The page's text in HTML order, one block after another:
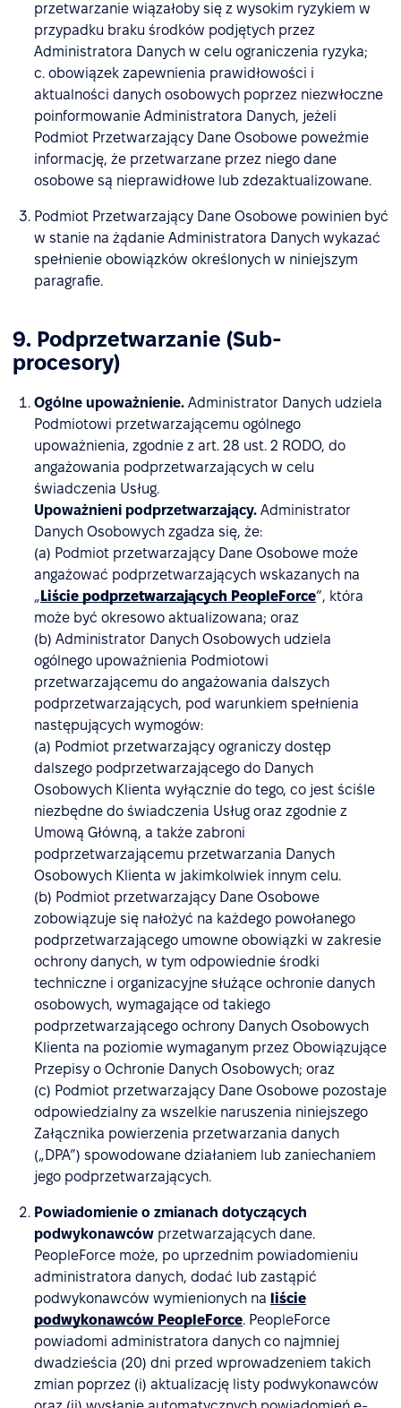
przetwarzanie wiązałoby się z wysokim ryzykiem w
przypadku braku środków podjętych przez
Administratora Danych w celu ograniczenia ryzyka;
c. obowiązek zapewnienia prawidłowości i
aktualności danych osobowych poprzez niezwłoczne
poinformowanie Administratora Danych, jeżeli
Podmiot Przetwarzający Dane Osobowe poweźmie
informację, że przetwarzane przez niego dane
osobowe są nieprawidłowe lub zdezaktualizowane.
Podmiot Przetwarzający Dane Osobowe powinien być
w stanie na żądanie Administratora Danych wykazać
spełnienie obowiązków określonych w niniejszym
paragrafie.
9. Podprzetwarzanie (Sub-
procesory)
Ogólne upoważnienie. Administrator Danych udziela
Podmiotowi przetwarzającemu ogólnego
upoważnienia, zgodnie z art. 28 ust. 2 RODO, do
angażowania podprzetwarzających w celu
świadczenia Usług.
Upoważnieni podprzetwarzający. Administrator
Danych Osobowych zgadza się, że:
(a) Podmiot przetwarzający Dane Osobowe może
angażować podprzetwarzających wskazanych na
„ Liście podprzetwarzających PeopleForce”, która
może być okresowo aktualizowana; oraz
(b) Administrator Danych Osobowych udziela
ogólnego upoważnienia Podmiotowi
przetwarzającemu do angażowania dalszych
podprzetwarzających, pod warunkiem spełnienia
następujących wymogów:
(a) Podmiot przetwarzający ograniczy dostęp
dalszego podprzetwarzającego do Danych
Osobowych Klienta wyłącznie do tego, co jest ściśle
niezbędne do świadczenia Usług oraz zgodnie z
Umową Główną, a także zabroni
podprzetwarzającemu przetwarzania Danych
Osobowych Klienta w jakimkolwiek innym celu.
(b) Podmiot przetwarzający Dane Osobowe
zobowiązuje się nałożyć na każdego powołanego
podprzetwarzającego umowne obowiązki w zakresie
ochrony danych, w tym odpowiednie środki
techniczne i organizacyjne służące ochronie danych
osobowych, wymagające od takiego
podprzetwarzającego ochrony Danych Osobowych
Klienta na poziomie wymaganym przez Obowiązujące
Przepisy o Ochronie Danych Osobowych; oraz
(c) Podmiot przetwarzający Dane Osobowe pozostaje
odpowiedzialny za wszelkie naruszenia niniejszego
Załącznika powierzenia przetwarzania danych
(„DPA”) spowodowane działaniem lub zaniechaniem
jego podprzetwarzających.
Powiadomienie o zmianach dotyczących
podwykonawców przetwarzających dane.
PeopleForce może, po uprzednim powiadomieniu
administratora danych, dodać lub zastąpić
podwykonawców wymienionych na liście
podwykonawców PeopleForce. PeopleForce
powiadomi administratora danych co najmniej
dwadzieścia (20) dni przed wprowadzeniem takich
zmian poprzez (i) aktualizację listy podwykonawców